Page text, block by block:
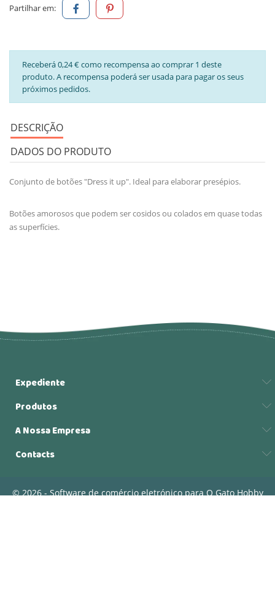
Partilhar em:
Receberá 0,24 € como recompensa ao comprar 1 deste
produto. A recompensa poderá ser usada para pagar os seus
próximos pedidos.
DESCRIÇÃO
DADOS DO PRODUTO
Conjunto de botões "Dress it up". Ideal para elaborar presépios.
Botões amorosos que podem ser cosidos ou colados em quase todas
as superfícies.
Expediente
Produtos
A Nossa Empresa
Contacts
© 2026 - Software de comércio eletrónico para O Gato Hobby